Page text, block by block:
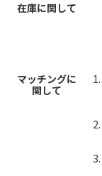
在庫に関して
マッチングに
関して